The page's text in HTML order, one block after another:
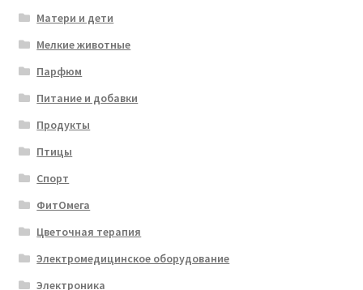
Матери и дети
Мелкие животные
Парфюм
Питание и добавки
Продукты
Птицы
Спорт
ФитОмега
Цветочная терапия
Электромедицинское оборудование
Электроника